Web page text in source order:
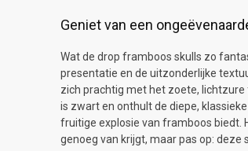
Geniet van een
Wat de drop framboos skulls zo
presentatie en de uitzonderlijke
zich prachtig met het zoete, lichtzure
is zwart en onthult de diepe,
fruitige explosie van framboos biedt.
genoeg van krijgt, maar pas op: deze